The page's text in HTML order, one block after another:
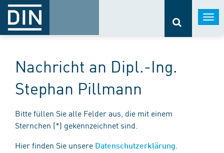
Nachricht an Dipl.-Ing.
Stephan Pillmann
Bitte füllen Sie alle Felder aus, die mit einem
Sternchen (*) gekennzeichnet sind.
Hier finden Sie unsere Datenschutzerklärung